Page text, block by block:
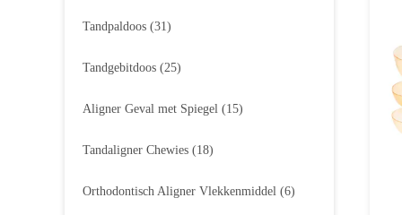
Tandpaldoos (31)
Tandgebitdoos (25)
Aligner Geval met Spiegel (15)
Tandaligner Chewies (18)
Orthodontisch Aligner Vlekkenmiddel (6)